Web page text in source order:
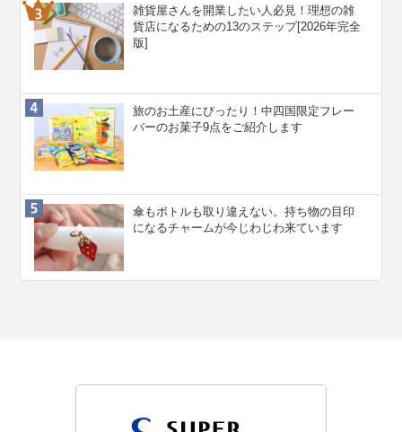
雑貨屋さんを開業したい人必見！理想の雑
貨店になるための13のステップ[2026年完全
版]
旅のお土産にぴったり！中四国限定フレー
バーのお菓子9点をご紹介します
傘もボトルも取り違えない。持ち物の目印
になるチャームが今じわじわ来ています